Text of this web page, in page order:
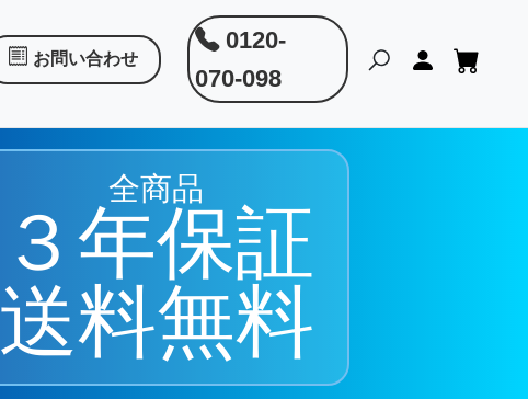
お問い合わせ
0120-
070-098
全商品
３年保証
送料無料